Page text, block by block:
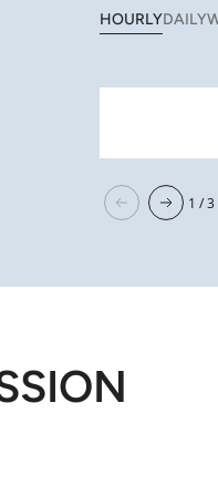
HOURLYDAILY
1 / 3